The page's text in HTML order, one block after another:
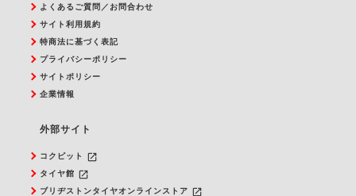
よくあるご質問／お問合わせ
サイト利用規約
特商法に基づく表記
プライバシーポリシー
サイトポリシー
企業情報
外部サイト
コクピット launch
タイヤ館 launch
ブリヂストンタイヤオンラインストア launch